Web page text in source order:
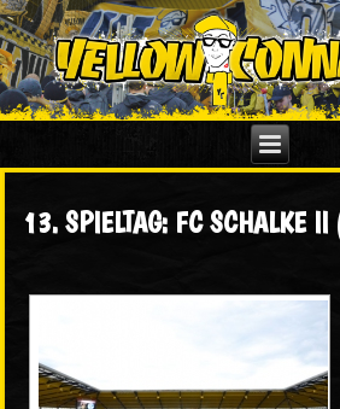
13. SPIELTAG: FC SCHALKE II